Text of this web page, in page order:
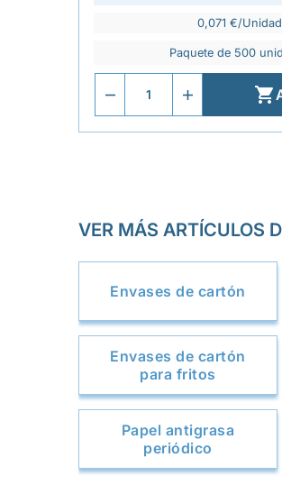
0,071 €/Unidad
Paquete de 500

VER MÁS ARTÍCULOS
Envases de cartón
Envases de cartón
para fritos
Papel antigrasa
periódico